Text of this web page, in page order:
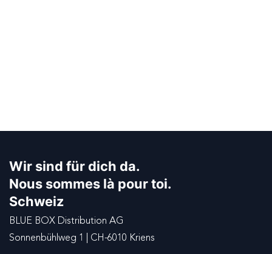
Wir sind für dich da.
Nous sommes là pour toi.
Schweiz
BLUE BOX Distribution AG
Sonnenbühlweg 1 | CH-6010 Kriens